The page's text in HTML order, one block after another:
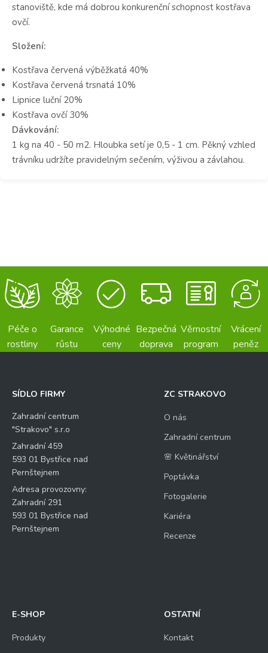
stanoviště, kde má dobrou konkurenční schopnost kostřava
ovčí.
Složení:
Kostřava červená výběžkatá 40%
Kostřava červená trsnatá 10%
Lipnice luční 20%
Kostřava ovčí 30%
Dávkování:
1 kg na 40 - 50 m2. Hloubka setí je 0,5 - 1 cm. Pěkný vzhled
trávníku udržíte pravidelným sečením, výživou a závlahou.
Péče o
rostliny
Garance
růstu
Výhodné
ceny
Bezpečná
doprava
Věrnostní
program
Vrácení
peněz
SÍDLO FIRMY
Zahradní centrum
"Strakovo" s.r.o
Zahradní 459
593 01 Bystřice nad
Pernštejnem
Adresa provozovny:
Zahradní 291
593 01 Bystřice nad
Pernštejnem
ZC STRAKOVO
O nás
Zahradní centrum
🌸 Květinářství
Poptávka
Fotogalerie
Kariéra
Recenze
E-SHOP
Produkty
OSTATNÍ
Kontakt